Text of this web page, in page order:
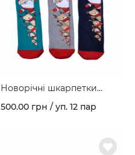
Новорічні шкарпетки
зимові махрові з малюнком
"Звірята" асорті кольорів в
500.00 грн / уп. 12 пар